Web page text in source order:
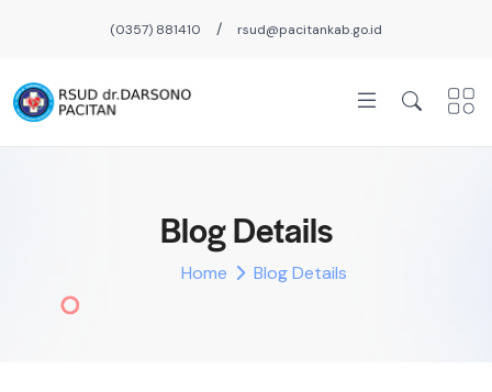
(0357) 881410 / rsud@pacitankab.go.id
Blog Details
Home Blog Details